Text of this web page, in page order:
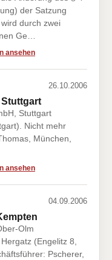
der Satzung
durch zwei
Ge…
ansehen
26.10.2006
Stuttgart
Stuttgart
Nicht mehr
München,
ansehen
04.09.2006
Olm
(Engelitz 8,
Pscherer,